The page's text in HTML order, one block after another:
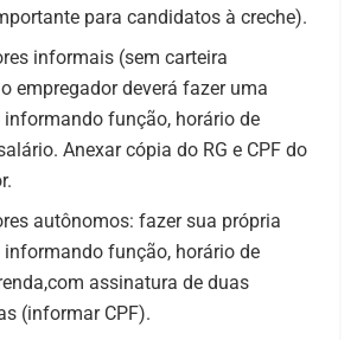
para candidatos à creche).
informais (sem carteira
empregador deverá fazer uma
informando função, horário de
Anexar cópia do RG e CPF do
autônomos: fazer sua própria
informando função, horário de
assinatura de duas
(informar CPF).